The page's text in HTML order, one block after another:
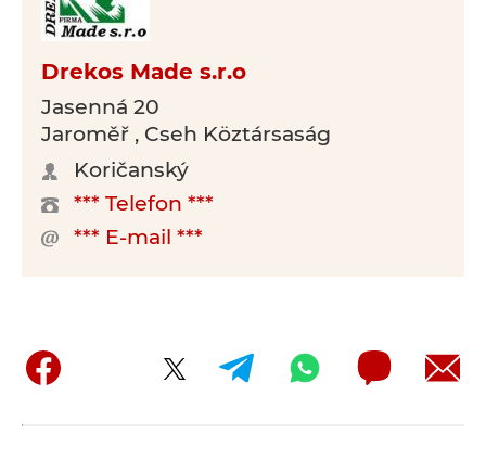
Drekos Made s.r.o
Jasenná 20
Jaroměř , Cseh Köztársaság
Koričanský
*** Telefon ***
*** E-mail ***